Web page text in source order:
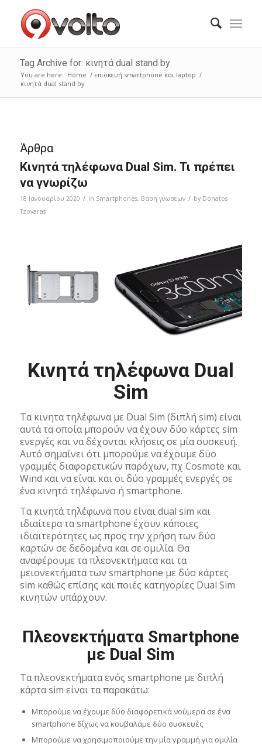
Tag Archive for: κινητά dual stand by
You are here: Home / επισκευή smartphone και laptop /
κινητά dual stand by
Άρθρα
Κινητά τηλέφωνα Dual Sim. Τι πρέπει
να γνωρίζω
18 Ιανουαρίου 2020 / in Smartphones, Bάση γνωσεων / by Donatos
Tzovaras
Κινητά τηλέφωνα Dual
Sim
Τα κινητα τηλέφωνα με Dual Sim (διπλή sim) είναι
αυτά τα οποία μπορούν να έχουν δύο κάρτες sim
ενεργές και να δέχονται κλήσεις σε μία συσκευή.
Αυτό σημαίνει ότι μπορούμε να έχουμε δύο
γραμμές διαφορετικών παρόχων, πχ Cosmote και
Wind και να είναι και οι δύο γραμμές ενεργές σε
ένα κινητό τηλέφωνο ή smartphone.
Τα κινητά τηλέφωνα που είναι dual sim και
ιδιαίτερα τα smartphone έχουν κάποιες
ιδιαιτερότητες ως προς την χρήση των δύο
καρτών σε δεδομένα και σε ομιλία. Θα
αναφέρουμε τα πλεονεκτήματα και τα
μειονεκτήματα των smartphone με δύο κάρτες
sim καθώς επίσης και ποιές κατηγορίες Dual Sim
κινητών υπάρχουν.
Πλεονεκτήματα Smartphone
με Dual Sim
Τα πλεονεκτήματα ενός smartphone με διπλή
κάρτα sim είναι τα παρακάτω:
Μπορούμε να έχουμε δύο διαφορετικά νούμερα σε ένα
smartphone δίχως να κουβαλάμε δύο συσκευές
Μπορούμε να χρησιμοποιούμε την μία γραμμή για ομιλία